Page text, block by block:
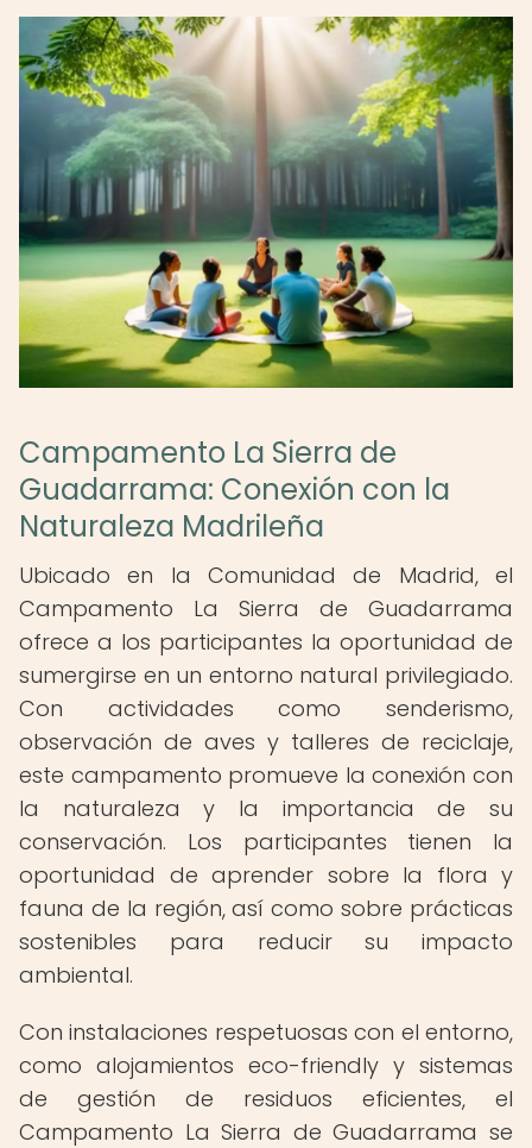
Campamento La Sierra de
Guadarrama: Conexión con la
Naturaleza Madrileña
Ubicado en la Comunidad de Madrid, el
Campamento La Sierra de Guadarrama
ofrece a los participantes la oportunidad de
sumergirse en un entorno natural privilegiado.
Con actividades como senderismo,
observación de aves y talleres de reciclaje,
este campamento promueve la conexión con
la naturaleza y la importancia de su
conservación. Los participantes tienen la
oportunidad de aprender sobre la flora y
fauna de la región, así como sobre prácticas
sostenibles para reducir su impacto
ambiental.
Con instalaciones respetuosas con el entorno,
como alojamientos eco-friendly y sistemas
de gestión de residuos eficientes, el
Campamento La Sierra de Guadarrama se